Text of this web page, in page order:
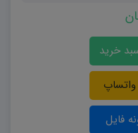
خرید
فایل